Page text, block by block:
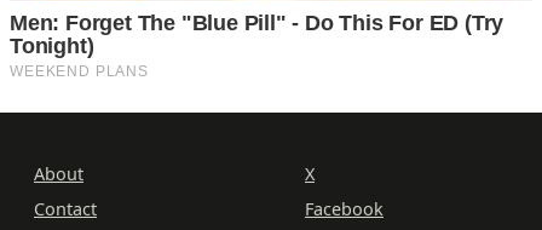
About
Contact
X
Facebook